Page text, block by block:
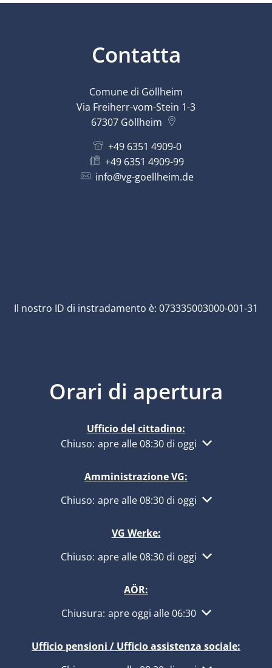
Contatta
Comune di Göllheim
Via Freiherr-vom-Stein 1-3
67307 Göllheim
+49 6351 4909-0
+49 6351 4909-99
info@vg-goellheim.de
Il nostro ID di instradamento è: 073335003000-001-31
Orari di apertura
Ufficio del cittadino:
Fare clic per nascondere altri orari di
Chiuso: apre alle 08:30 di oggi
Amministrazione VG:
Fare clic per nascondere altri orari di
Chiuso: apre alle 08:30 di oggi
VG Werke:
Fare clic per nascondere altri orari di
Chiuso: apre alle 08:30 di oggi
AÖR:
Fare clic per nascondere altri orari di
Chiusura: apre oggi alle 06:30
Ufficio pensioni / Ufficio assistenza sociale: